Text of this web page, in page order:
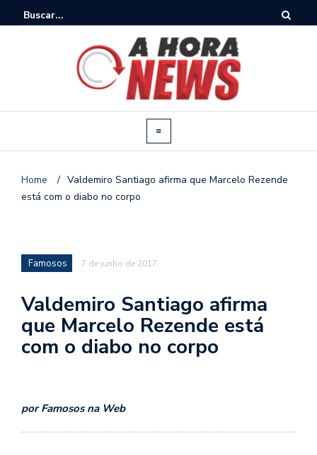
Home / Valdemiro Santiago afirma que Marcelo Rezende
está com o diabo no corpo
Famosos 7 de junho de 2017
Valdemiro Santiago afirma
que Marcelo Rezende está
com o diabo no corpo
por Famosos na Web